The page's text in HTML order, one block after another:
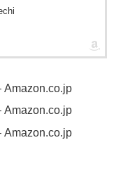
Amazon.co.jp
Amazon.co.jp
Amazon.co.jp